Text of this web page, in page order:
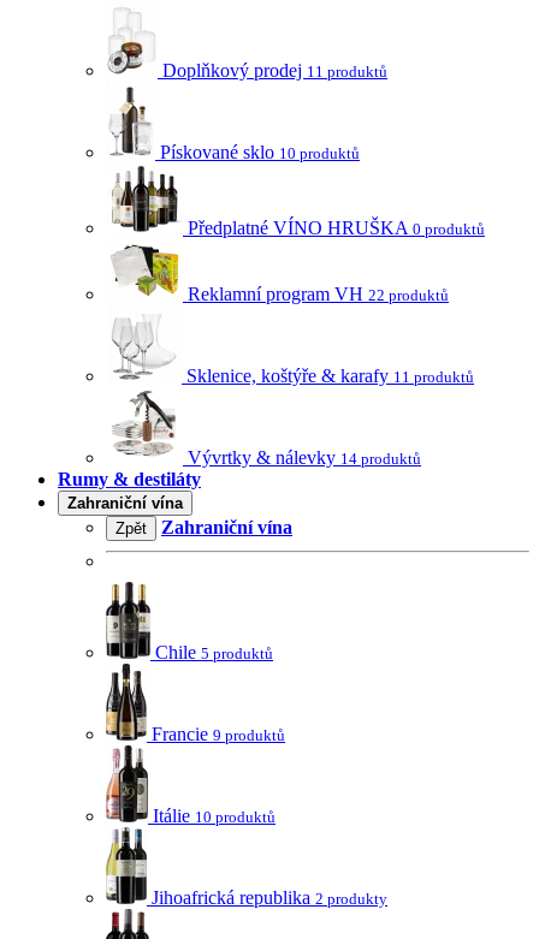
Doplňkový prodej 11 produktů
Pískované sklo 10 produktů
Předplatné VÍNO HRUŠKA 0 produktů
Reklamní program VH 22 produktů
Sklenice, koštýře & karafy 11 produktů
Vývrtky & nálevky 14 produktů
Rumy & destiláty
Zahraniční vína
Zpět
Zahraniční vína
Chile 5 produktů
Francie 9 produktů
Itálie 10 produktů
Jihoafrická republika 2 produkty